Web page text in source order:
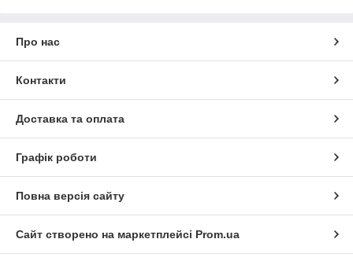
Про нас
Контакти
Доставка та оплата
Графік роботи
Повна версія сайту
Сайт створено на маркетплейсі Prom.ua